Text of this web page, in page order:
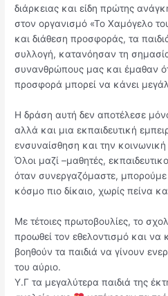
διάρκειας και είδη πρώτης
στον οργανισμό «Το Χαμόγελο
και διάθεση προσφοράς, τα
συλλογή, κατανόησαν τη
συνανθρώπους μας και έμαθαν
προσφορά μπορεί να κάνει
Η δράση αυτή δεν αποτέλεσε
αλλά και μια εκπαιδευτική
ενσυναίσθηση και την
Όλοι μαζί –μαθητές,
όταν συνεργαζόμαστε,
κόσμο πιο δίκαιο, χωρίς πείνα
Με τέτοιες πρωτοβουλίες, το
προωθεί τον εθελοντισμό και να
βοηθούν τα παιδιά να γίνουν
του αύριο.
Υ.Γ τα μεγαλύτερα παιδιά της